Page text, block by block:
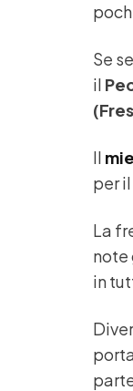
Se
il
Il
per
La
note
in